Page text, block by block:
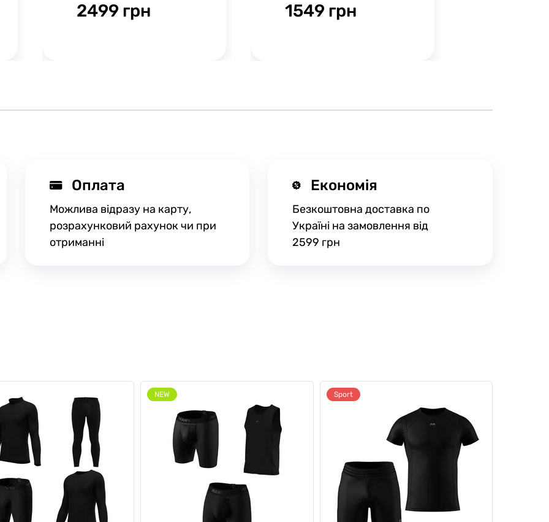
2499 грн 1549 грн
Оплата
Можлива відразу на карту,
розрахунковий рахунок чи при
отриманні
Економія
Безкоштовна доставка по
Україні на замовлення від
2599 грн
NEW Sport